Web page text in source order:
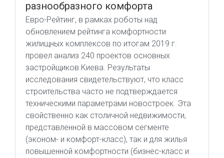
разнообразного комфорта
Евро-Рейтинг, в рамках роботы над
обновлением рейтинга комфортности
жилищных комплексов по итогам 2019 г.
провел анализ 240 проектов основных
застройщиков Киева. Результаты
исследования свидетельствуют, что класс
строительства часто не подтверждается
техническими параметрами новостроек. Эта
свойственно как столичной недвижимости,
представленной в массовом сегменте
(эконом- и комфорт-класс), так и для жилья
повышенной комфортности (бизнес-класс и